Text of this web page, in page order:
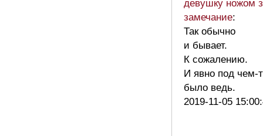
девушку ножом
замечание:
Так обычно
и бывает.
К сожалению.
И явно под чем-
было ведь.
2019-11-05